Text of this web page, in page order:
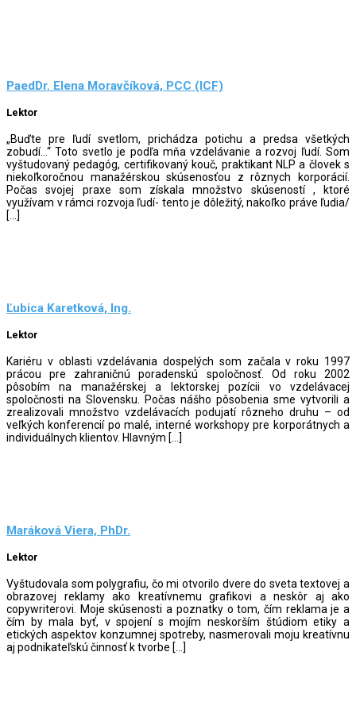
PaedDr. Elena Moravčíková, PCC (ICF)
Lektor
„Buďte pre ľudí svetlom, prichádza potichu a predsa všetkých
zobudí…“ Toto svetlo je podľa mňa vzdelávanie a rozvoj ľudí. Som
vyštudovaný pedagóg, certifikovaný kouč, praktikant NLP a človek s
niekoľkoročnou manažérskou skúsenosťou z rôznych korporácií.
Počas svojej praxe som získala množstvo skúseností , ktoré
využívam v rámci rozvoja ľudí- tento je dôležitý, nakoľko práve ľudia/
[…]
Ľubica Karetková, Ing.
Lektor
Kariéru v oblasti vzdelávania dospelých som začala v roku 1997
prácou pre zahraničnú poradenskú spoločnosť. Od roku 2002
pôsobím na manažérskej a lektorskej pozícii vo vzdelávacej
spoločnosti na Slovensku. Počas nášho pôsobenia sme vytvorili a
zrealizovali množstvo vzdelávacích podujatí rôzneho druhu – od
veľkých konferencií po malé, interné workshopy pre korporátnych a
individuálnych klientov. Hlavným […]
Maráková Viera, PhDr.
Lektor
Vyštudovala som polygrafiu, čo mi otvorilo dvere do sveta textovej a
obrazovej reklamy ako kreatívnemu grafikovi a neskôr aj ako
copywriterovi. Moje skúsenosti a poznatky o tom, čím reklama je a
čím by mala byť, v spojení s mojím neskorším štúdiom etiky a
etických aspektov konzumnej spotreby, nasmerovali moju kreatívnu
aj podnikateľskú činnosť k tvorbe […]